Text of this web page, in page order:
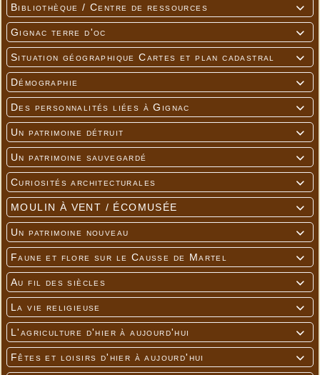

Bibliothèque / Centre de ressources

Gignac terre d'oc

Situation géographique Cartes et plan cadastral

Démographie

Des personnalités liées à Gignac

Un patrimoine détruit

Un patrimoine sauvegardé

Curiosités architecturales

MOULIN À VENT / ÉCOMUSÉE

Un patrimoine nouveau

Faune et flore sur le Causse de Martel

Au fil des siècles

La vie religieuse

L'agriculture d'hier à aujourd'hui

Fêtes et loisirs d'hier à aujourd'hui